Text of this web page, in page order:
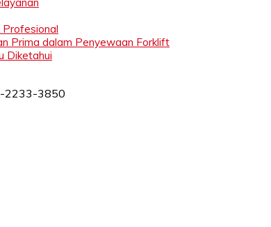
Profesional
Prima dalam Penyewaan Forklift
Diketahui